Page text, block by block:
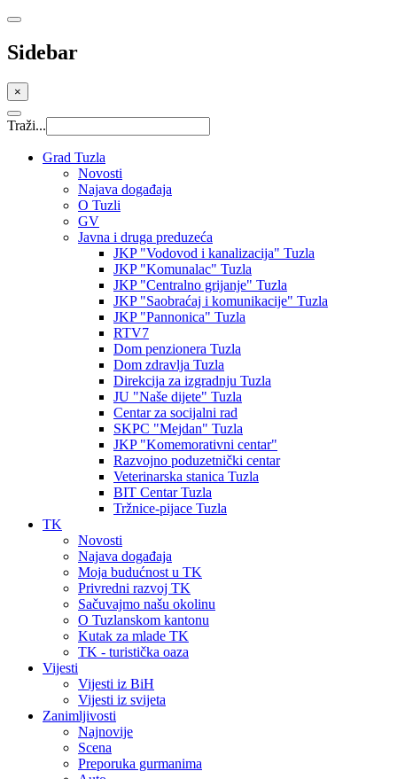
Sidebar
×
Traži...
Grad Tuzla
Novosti
Najava događaja
O Tuzli
GV
Javna i druga preduzeća
JKP "Vodovod i kanalizacija" Tuzla
JKP "Komunalac" Tuzla
JKP "Centralno grijanje" Tuzla
JKP "Saobraćaj i komunikacije" Tuzla
JKP "Pannonica" Tuzla
RTV7
Dom penzionera Tuzla
Dom zdravlja Tuzla
Direkcija za izgradnju Tuzla
JU "Naše dijete" Tuzla
Centar za socijalni rad
SKPC "Mejdan" Tuzla
JKP "Komemorativni centar"
Razvojno poduzetnički centar
Veterinarska stanica Tuzla
BIT Centar Tuzla
Tržnice-pijace Tuzla
TK
Novosti
Najava događaja
Moja budućnost u TK
Privredni razvoj TK
Sačuvajmo našu okolinu
O Tuzlanskom kantonu
Kutak za mlade TK
TK - turistička oaza
Vijesti
Vijesti iz BiH
Vijesti iz svijeta
Zanimljivosti
Najnovije
Scena
Preporuka gurmanima